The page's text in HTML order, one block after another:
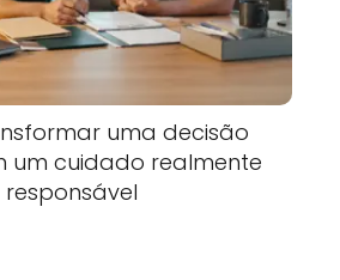
uma decisão
um cuidado realmente
responsável